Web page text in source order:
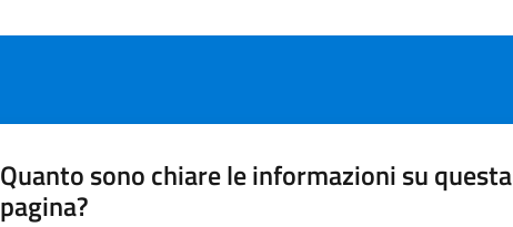
Quanto sono chiare le informazioni su questa
pagina?